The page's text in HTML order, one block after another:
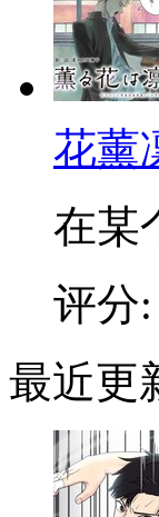
花薰
在某
评分:
最近更